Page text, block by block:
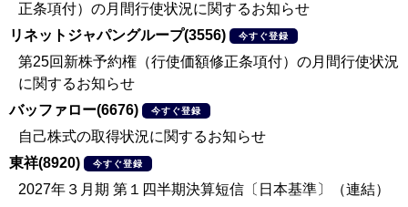
正条項付）の月間行使状況に関するお知らせ
リネットジャパングループ(3556)
今すぐ登録
第25回新株予約権（行使価額修正条項付）の月間行使状況
に関するお知らせ
バッファロー(6676)
今すぐ登録
自己株式の取得状況に関するお知らせ
東祥(8920)
今すぐ登録
2027年３月期 第１四半期決算短信〔日本基準〕（連結）